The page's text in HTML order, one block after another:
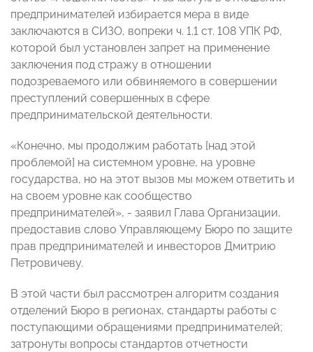
предпринимателей избирается мера в виде
заключаются в СИЗО, вопреки ч. 1.1 ст. 108 УПК РФ,
которой был установлен запрет на применение
заключения под стражу в отношении
подозреваемого или обвиняемого в совершении
преступлений совершенных в сфере
предпринимательской деятельности.
«Конечно, мы продолжим работать [над этой
проблемой] на системном уровне, на уровне
государства, но на этот вызов мы можем ответить и
на своем уровне как сообщество
предпринимателей», - заявил Глава Организации,
предоставив слово Управляющему Бюро по защите
прав предпринимателей и инвесторов Дмитрию
Петровичеву.
В этой части был рассмотрен алгоритм создания
отделений Бюро в регионах, стандарты работы с
поступающими обращениями предпринимателей;
затронуты вопросы стандартов отчетности